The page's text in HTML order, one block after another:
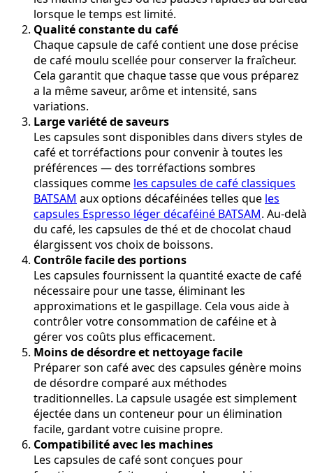
lorsque le temps est limité.
Qualité constante du café
Chaque capsule de café contient une dose précise
de café moulu scellée pour conserver la fraîcheur.
Cela garantit que chaque tasse que vous préparez
a la même saveur, arôme et intensité, sans
variations.
Large variété de saveurs
Les capsules sont disponibles dans divers styles de
café et torréfactions pour convenir à toutes les
préférences — des torréfactions sombres
classiques comme les capsules de café classiques
BATSAM aux options décaféinées telles que les
capsules Espresso léger décaféiné BATSAM. Au-delà
du café, les capsules de thé et de chocolat chaud
élargissent vos choix de boissons.
Contrôle facile des portions
Les capsules fournissent la quantité exacte de café
nécessaire pour une tasse, éliminant les
approximations et le gaspillage. Cela vous aide à
contrôler votre consommation de caféine et à
gérer vos coûts plus efficacement.
Moins de désordre et nettoyage facile
Préparer son café avec des capsules génère moins
de désordre comparé aux méthodes
traditionnelles. La capsule usagée est simplement
éjectée dans un conteneur pour un élimination
facile, gardant votre cuisine propre.
Compatibilité avec les machines
Les capsules de café sont conçues pour